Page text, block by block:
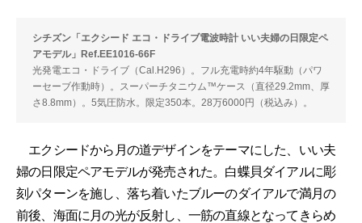
シチズン「エクシード エコ・ドライブ電波時計 いい夫婦の日限定ペ
アモデル」Ref.EE1016-66F
光発電エコ・ドライブ（Cal.H296）。フル充電時約4年駆動（パワ
ーセーブ作動時）。スーパーチタニウム™ケース（直径29.2mm、厚
さ8.8mm）。5気圧防水。限定350本。28万6000円（税込み）。
エクシードから月の道デザインをテーマにした、いい夫
婦の日限定ペアモデルが発売された。白蝶貝ダイアルに彫
刻パターンを施し、落ち着いたブルーのダイアルで満月の
前後、海面に月の光が反射し、一筋の直線となってきらめ